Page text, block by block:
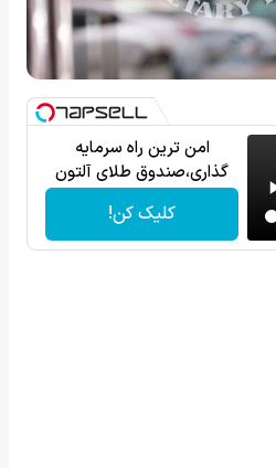
امن ترین راه سرمایه
گذاری،صندوق طلای آلتون
کلیک کن!